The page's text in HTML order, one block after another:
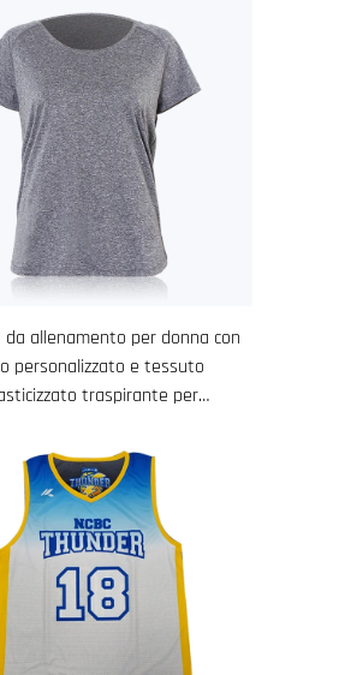
da allenamento per donna con
personalizzato e tessuto
traspirante per